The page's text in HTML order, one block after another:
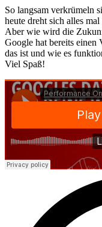
So langsam verkrümeln
heute dreht sich alles
Aber wie wird die
Google hat bereits einen
das ist und wie es
Viel Spaß!